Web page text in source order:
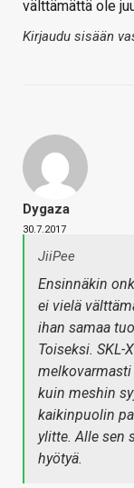
välttämättä ole
Kirjaudu sisään
Dygaza
30.7.2017
JiiPee
Ensinnäkin
ei vielä
ihan samaa
Toiseksi.
kuin meshin
kaikinpuolin
ylitte. Alle sen
hyötyä.